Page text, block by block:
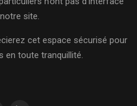
site.
cet espace sécurisé pour
en toute tranquillité.